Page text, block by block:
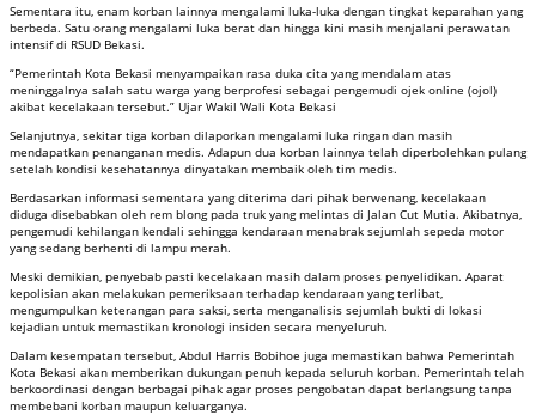
Sementara itu, enam korban lainnya mengalami luka-luka dengan tingkat keparahan yang
berbeda. Satu orang mengalami luka berat dan hingga kini masih menjalani perawatan
intensif di RSUD Bekasi.
“Pemerintah Kota Bekasi menyampaikan rasa duka cita yang mendalam atas
meninggalnya salah satu warga yang berprofesi sebagai pengemudi ojek online (ojol)
akibat kecelakaan tersebut.” Ujar Wakil Wali Kota Bekasi
Selanjutnya, sekitar tiga korban dilaporkan mengalami luka ringan dan masih
mendapatkan penanganan medis. Adapun dua korban lainnya telah diperbolehkan pulang
setelah kondisi kesehatannya dinyatakan membaik oleh tim medis.
Berdasarkan informasi sementara yang diterima dari pihak berwenang, kecelakaan
diduga disebabkan oleh rem blong pada truk yang melintas di Jalan Cut Mutia. Akibatnya,
pengemudi kehilangan kendali sehingga kendaraan menabrak sejumlah sepeda motor
yang sedang berhenti di lampu merah.
Meski demikian, penyebab pasti kecelakaan masih dalam proses penyelidikan. Aparat
kepolisian akan melakukan pemeriksaan terhadap kendaraan yang terlibat,
mengumpulkan keterangan para saksi, serta menganalisis sejumlah bukti di lokasi
kejadian untuk memastikan kronologi insiden secara menyeluruh.
Dalam kesempatan tersebut, Abdul Harris Bobihoe juga memastikan bahwa Pemerintah
Kota Bekasi akan memberikan dukungan penuh kepada seluruh korban. Pemerintah telah
berkoordinasi dengan berbagai pihak agar proses pengobatan dapat berlangsung tanpa
membebani korban maupun keluarganya.